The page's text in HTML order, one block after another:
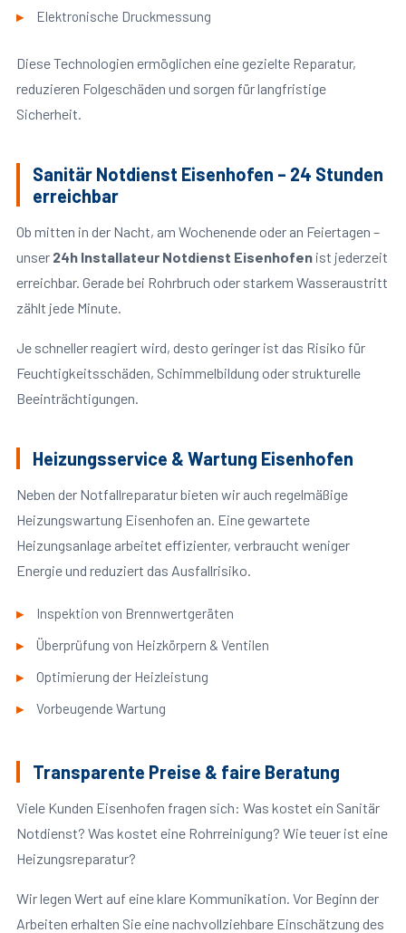
Elektronische Druckmessung
Diese Technologien ermöglichen eine gezielte Reparatur,
reduzieren Folgeschäden und sorgen für langfristige
Sicherheit.
Sanitär Notdienst Eisenhofen – 24 Stunden
erreichbar
Ob mitten in der Nacht, am Wochenende oder an Feiertagen –
unser 24h Installateur Notdienst Eisenhofenist jederzeit
erreichbar. Gerade bei Rohrbruch oder starkem Wasseraustritt
zählt jede Minute.
Je schneller reagiert wird, desto geringer ist das Risiko für
Feuchtigkeitsschäden, Schimmelbildung oder strukturelle
Beeinträchtigungen.
Heizungsservice & Wartung Eisenhofen
Neben der Notfallreparatur bieten wir auch regelmäßige
Heizungswartung Eisenhofen an. Eine gewartete
Heizungsanlage arbeitet effizienter, verbraucht weniger
Energie und reduziert das Ausfallrisiko.
Inspektion von Brennwertgeräten
Überprüfung von Heizkörpern & Ventilen
Optimierung der Heizleistung
Vorbeugende Wartung
Transparente Preise & faire Beratung
Viele Kunden Eisenhofen fragen sich: Was kostet ein Sanitär
Notdienst? Was kostet eine Rohrreinigung? Wie teuer ist eine
Heizungsreparatur?
Wir legen Wert auf eine klare Kommunikation. Vor Beginn der
Arbeiten erhalten Sie eine nachvollziehbare Einschätzung des